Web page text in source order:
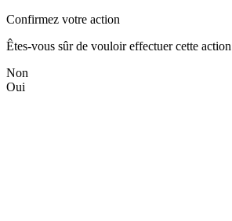
Confirmez votre action
Êtes-vous sûr de vouloir effectuer cette
Non
Oui